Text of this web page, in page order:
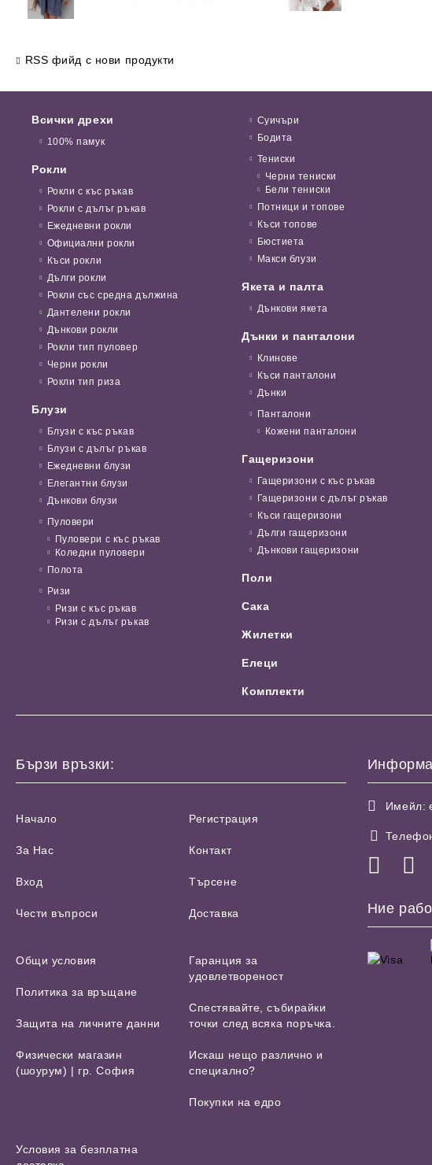
RSS фийд с нови продукти
Всички дрехи
100% памук
Рокли
Рокли с къс ръкав
Рокли с дълъг ръкав
Ежедневни рокли
Официални рокли
Къси рокли
Дълги рокли
Рокли със средна дължина
Дантелени рокли
Дънкови рокли
Рокли тип пуловер
Черни рокли
Рокли тип риза
Блузи
Блузи с къс ръкав
Блузи с дълъг ръкав
Ежедневни блузи
Елегантни блузи
Дънкови блузи
Пуловери
Пуловери с къс ръкав
Коледни пуловери
Полота
Ризи
Ризи с къс ръкав
Ризи с дълъг ръкав
Суичъри
Бодита
Тениски
Черни тениски
Бели тениски
Потници и топове
Къси топове
Бюстиета
Макси блузи
Якета и палта
Дънкови якета
Дънки и панталони
Клинове
Къси панталони
Дънки
Панталони
Кожени панталони
Гащеризони
Гащеризони с къс ръкав
Гащеризони с дълъг ръкав
Къси гащеризони
Дълги гащеризони
Дънкови гащеризони
Поли
Сака
Жилетки
Елеци
Комплекти
Бързи връзки:
Начало
За Нас
Вход
Чести въпроси
Регистрация
Контакт
Търсене
Доставка
Общи условия
Политика за връщане
Защита на личните данни
Физически магазин
(шоурум) | гр. София
Гаранция за
удовлетвореност
Спестявайте, събирайки
точки след всяка поръчка.
Искаш нещо различно и
специално?
Покупки на едро
Условия за безплатна
Имейл:
Ние